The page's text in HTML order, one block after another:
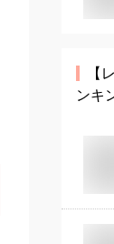
【
ンキ